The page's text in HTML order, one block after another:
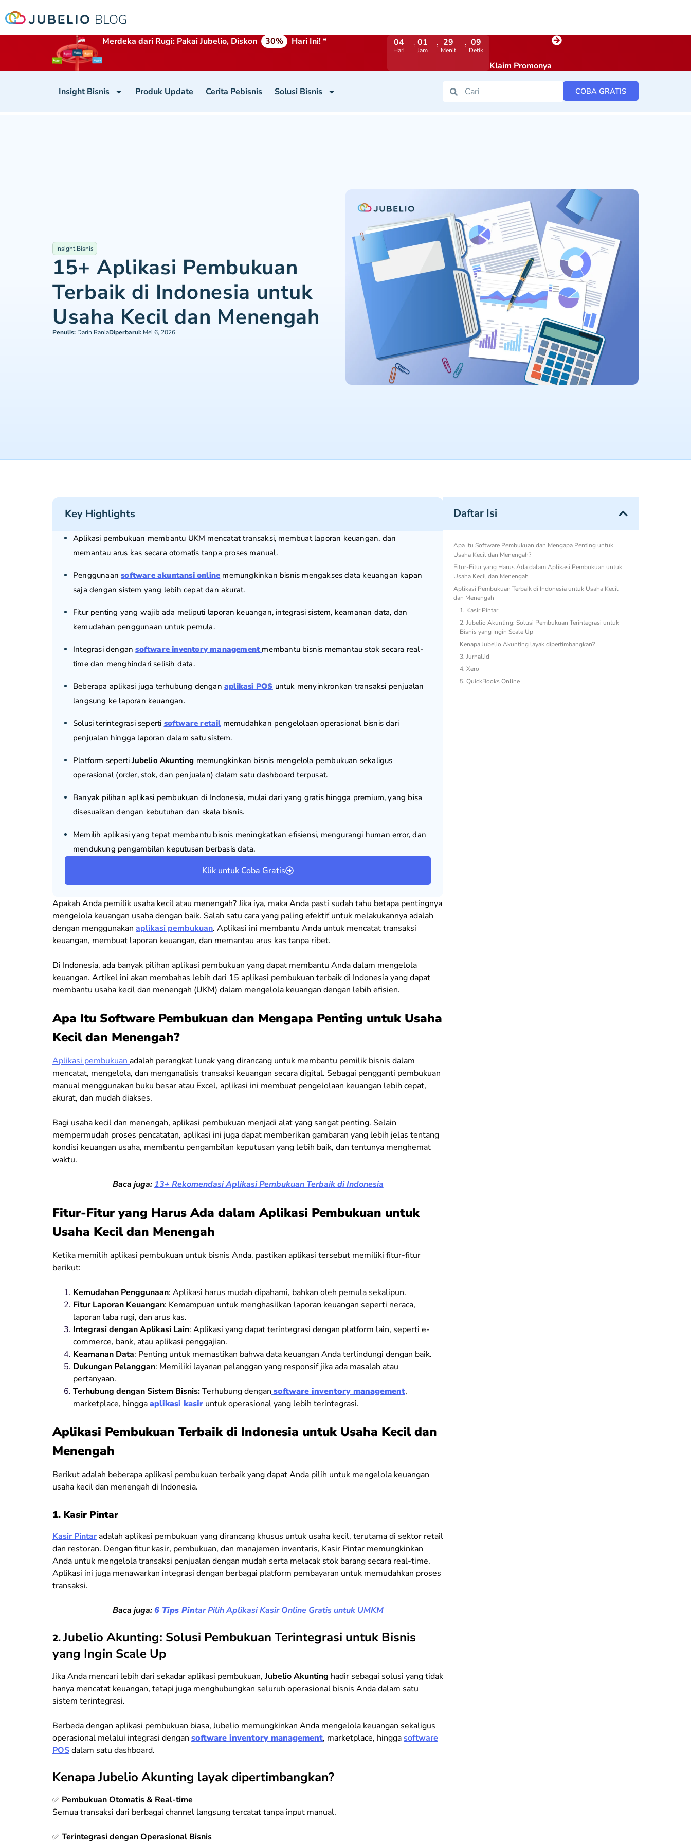
Merdeka dari Rugi: Pakai Jubelio, Diskon 30% Hari Ini! * 04
Hari
01
Jam
29
Menit
08
Detik
Klaim Promonya
Insight Bisnis Produk Update Cerita Pebisnis Solusi Bisnis COBA GRATIS
Insight Bisnis
15+ Aplikasi Pembukuan
Terbaik di Indonesia untuk
Usaha Kecil dan Menengah
Penulis: Darin RaniaDiperbarui: Mei 6, 2026
Key Highlights
Aplikasi pembukuan membantu UKM mencatat transaksi, membuat laporan keuangan, dan
memantau arus kas secara otomatis tanpa proses manual.
Penggunaansoftware akuntansi online memungkinkan bisnis mengakses data keuangan kapan
saja dengan sistem yang lebih cepat dan akurat.
Fitur penting yang wajib ada meliputi laporan keuangan, integrasi sistem, keamanan data, dan
kemudahan penggunaan untuk pemula.
Integrasi dengansoftware inventory management membantu bisnis memantau stok secara real-
time dan menghindari selisih data.
Beberapa aplikasi juga terhubung dengan aplikasi POS untuk menyinkronkan transaksi penjualan
langsung ke laporan keuangan.
Solusi terintegrasi seperti software retail memudahkan pengelolaan operasional bisnis dari
penjualan hingga laporan dalam satu sistem.
Platform sepertiJubelio Akunting memungkinkan bisnis mengelola pembukuan sekaligus
operasional (order, stok, dan penjualan) dalam satu dashboard terpusat.
Banyak pilihan aplikasi pembukuan di Indonesia, mulai dari yang gratis hingga premium, yang bisa
disesuaikan dengan kebutuhan dan skala bisnis.
Memilih aplikasi yang tepat membantu bisnis meningkatkan efisiensi, mengurangi human error, dan
mendukung pengambilan keputusan berbasis data.
Klik untuk Coba Gratis
Apakah Anda pemilik usaha kecil atau menengah? Jika iya, maka Anda pasti sudah tahu betapa pentingnya
mengelola keuangan usaha dengan baik. Salah satu cara yang paling efektif untuk melakukannya adalah
dengan menggunakan aplikasi pembukuan. Aplikasi ini membantu Anda untuk mencatat transaksi
keuangan, membuat laporan keuangan, dan memantau arus kas tanpa ribet.
Di Indonesia, ada banyak pilihan aplikasi pembukuan yang dapat membantu Anda dalam mengelola
keuangan. Artikel ini akan membahas lebih dari 15 aplikasi pembukuan terbaik di Indonesia yang dapat
membantu usaha kecil dan menengah (UKM) dalam mengelola keuangan dengan lebih efisien.
Apa Itu Software Pembukuan dan Mengapa Penting untuk Usaha
Kecil dan Menengah?
Aplikasi pembukuan adalah perangkat lunak yang dirancang untuk membantu pemilik bisnis dalam
mencatat, mengelola, dan menganalisis transaksi keuangan secara digital. Sebagai pengganti pembukuan
manual menggunakan buku besar atau Excel, aplikasi ini membuat pengelolaan keuangan lebih cepat,
akurat, dan mudah diakses.
Bagi usaha kecil dan menengah, aplikasi pembukuan menjadi alat yang sangat penting. Selain
mempermudah proses pencatatan, aplikasi ini juga dapat memberikan gambaran yang lebih jelas tentang
kondisi keuangan usaha, membantu pengambilan keputusan yang lebih baik, dan tentunya menghemat
waktu.
Baca juga: 13+ Rekomendasi Aplikasi Pembukuan Terbaik di Indonesia
Fitur-Fitur yang Harus Ada dalam Aplikasi Pembukuan untuk
Usaha Kecil dan Menengah
Ketika memilih aplikasi pembukuan untuk bisnis Anda, pastikan aplikasi tersebut memiliki fitur-fitur
berikut:
Kemudahan Penggunaan: Aplikasi harus mudah dipahami, bahkan oleh pemula sekalipun.
Fitur Laporan Keuangan: Kemampuan untuk menghasilkan laporan keuangan seperti neraca,
laporan laba rugi, dan arus kas.
Integrasi dengan Aplikasi Lain: Aplikasi yang dapat terintegrasi dengan platform lain, seperti e-
commerce, bank, atau aplikasi penggajian.
Keamanan Data: Penting untuk memastikan bahwa data keuangan Anda terlindungi dengan baik.
Dukungan Pelanggan: Memiliki layanan pelanggan yang responsif jika ada masalah atau
pertanyaan.
Terhubung dengan Sistem Bisnis:Terhubung dengan software inventory management,
marketplace, hinggaaplikasi kasir untuk operasional yang lebih terintegrasi.
Aplikasi Pembukuan Terbaik di Indonesia untuk Usaha Kecil dan
Menengah
Berikut adalah beberapa aplikasi pembukuan terbaik yang dapat Anda pilih untuk mengelola keuangan
usaha kecil dan menengah di Indonesia.
1. Kasir Pintar
Kasir Pintaradalah aplikasi pembukuan yang dirancang khusus untuk usaha kecil, terutama di sektor retail
dan restoran. Dengan fitur kasir, pembukuan, dan manajemen inventaris, Kasir Pintar memungkinkan
Anda untuk mengelola transaksi penjualan dengan mudah serta melacak stok barang secara real-time.
Aplikasi ini juga menawarkan integrasi dengan berbagai platform pembayaran untuk memudahkan proses
transaksi.
Baca juga:6 Tips Pintar Pilih Aplikasi Kasir Online Gratis untuk UMKM
2.Jubelio Akunting: Solusi Pembukuan Terintegrasi untuk Bisnis
yang Ingin Scale Up
Jika Anda mencari lebih dari sekadar aplikasi pembukuan, Jubelio Akunting hadir sebagai solusi yang tidak
hanya mencatat keuangan, tetapi juga menghubungkan seluruh operasional bisnis Anda dalam satu
sistem terintegrasi.
Berbeda dengan aplikasi pembukuan biasa, Jubelio memungkinkan Anda mengelola keuangan sekaligus
operasional melalui integrasi dengan software inventory management, marketplace, hinggasoftware
POSdalam satu dashboard.
Kenapa Jubelio Akunting layak dipertimbangkan?
✅ Pembukuan Otomatis & Real-time
Semua transaksi dari berbagai channel langsung tercatat tanpa input manual.
✅ Terintegrasi dengan Operasional Bisnis
Daftar Isi
Apa Itu Software Pembukuan dan Mengapa Penting untuk
Usaha Kecil dan Menengah?
Fitur-Fitur yang Harus Ada dalam Aplikasi Pembukuan untuk
Usaha Kecil dan Menengah
Aplikasi Pembukuan Terbaik di Indonesia untuk Usaha Kecil
dan Menengah
1. Kasir Pintar
2. Jubelio Akunting: Solusi Pembukuan Terintegrasi untuk
Bisnis yang Ingin Scale Up
Kenapa Jubelio Akunting layak dipertimbangkan?
3. Jurnal.id
4. Xero
5. QuickBooks Online